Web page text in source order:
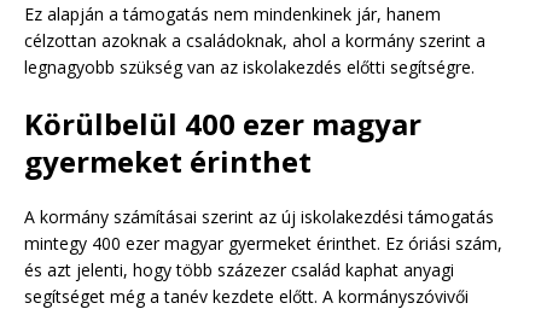
Ez alapján a támogatás nem mindenkinek jár, hanem
célzottan azoknak a családoknak, ahol a kormány szerint a
legnagyobb szükség van az iskolakezdés előtti segítségre.
Körülbelül 400 ezer magyar
gyermeket érinthet
A kormány számításai szerint az új iskolakezdési támogatás
mintegy 400 ezer magyar gyermeket érinthet. Ez óriási szám,
és azt jelenti, hogy több százezer család kaphat anyagi
segítséget még a tanév kezdete előtt. A kormányszóvivői